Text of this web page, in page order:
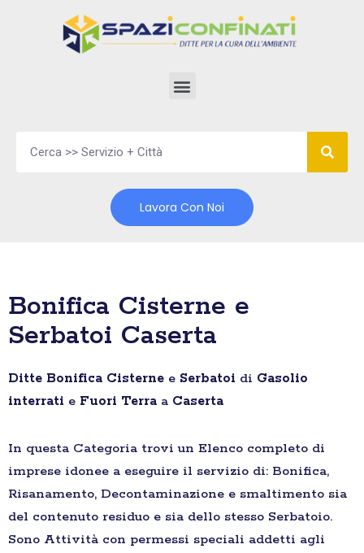
Lavora Con Noi
Bonifica Cisterne e
Serbatoi Caserta
Ditte Bonifica Cisterne e Serbatoi di Gasolio
interrati e Fuori Terra a Caserta
In questa Categoria trovi un Elenco completo di
imprese idonee a eseguire il servizio di: Bonifica,
Risanamento, Decontaminazione e smaltimento sia
del contenuto residuo e sia dello stesso Serbatoio.
Sono Attività con permessi speciali addetti agli